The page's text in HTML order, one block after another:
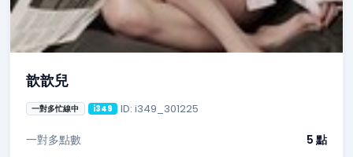
歆歆兒
一對多忙線中 i349 ID: i349_301225
一對多點數
5 點